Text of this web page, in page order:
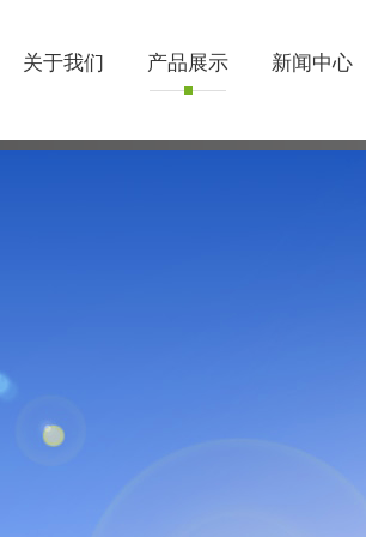
关于我们 产品展示 新闻中心